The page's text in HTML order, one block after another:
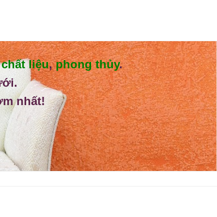
chất liệu,phong thủy.
nhất!